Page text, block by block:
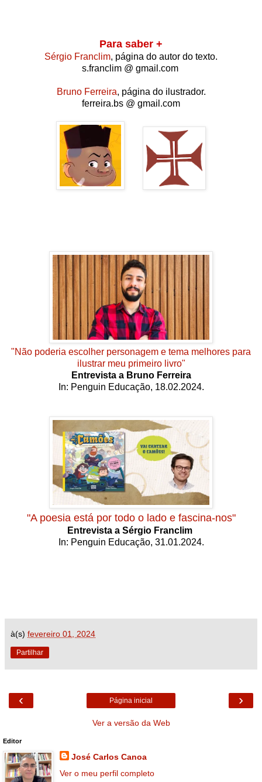
Para saber +
Sérgio Franclim, página do autor do texto.
s.franclim @ gmail.com
Bruno Ferreira, página do ilustrador.
ferreira.bs @ gmail.com
"Não poderia escolher personagem e tema melhores para
ilustrar meu primeiro livro"
Entrevista a Bruno Ferreira
In: Penguin Educação, 18.02.2024.
"A poesia está por todo o lado e fascina-nos"
Entrevista a Sérgio Franclim
In: Penguin Educação, 31.01.2024.
à(s) fevereiro 01, 2024
Partilhar
‹ ›
Página inicial
Ver a versão da Web
Editor
José Carlos Canoa
Ver o meu perfil completo